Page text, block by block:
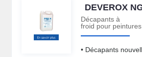
DEVEROX
Décapants à
froid pour
• Décapants